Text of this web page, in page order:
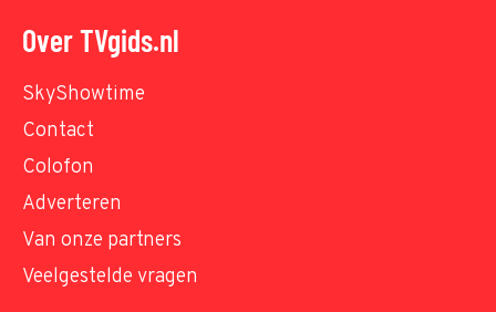
Over TVgids.nl
SkyShowtime
Contact
Colofon
Adverteren
Van onze partners
Veelgestelde vragen